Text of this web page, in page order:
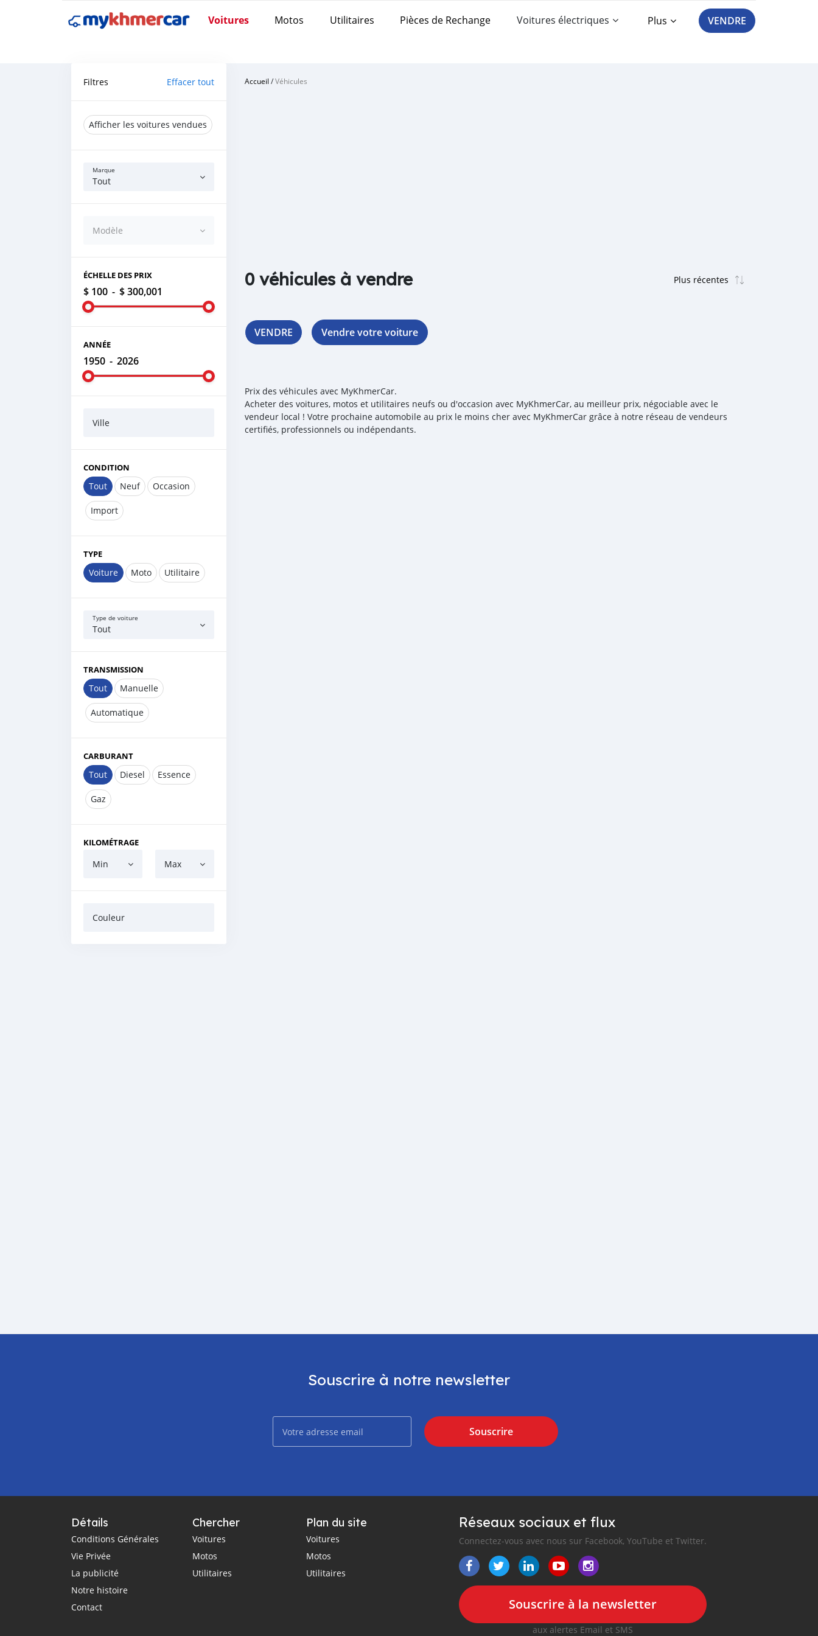
Voitures Motos Utilitaires Pièces de Rechange Voitures électriques Plus VENDRE
Filtres Effacer tout
Afficher les voitures vendues
Marque
Tout
Modèle
ÉCHELLE DES PRIX
$ 100 - $ 300,001
ANNÉE
1950 - 2026
Ville
CONDITION
Tout Neuf Occasion
Import
TYPE
Voiture Moto Utilitaire
Type de voiture
Tout
TRANSMISSION
Tout Manuelle
Automatique
CARBURANT
Tout Diesel Essence
Gaz
KILOMÉTRAGE
Min Max
Couleur
Accueil /Véhicules
0 véhicules à vendre
VENDRE Vendre votre voiture
Prix des véhicules avec MyKhmerCar.
Acheter des voitures, motos et utilitaires neufs ou d'occasion avec MyKhmerCar, au meilleur prix, négociable avec le
vendeur local ! Votre prochaine automobile au prix le moins cher avec MyKhmerCar grâce à notre réseau de vendeurs
certifiés, professionnels ou indépendants.
Souscrire à notre newsletter
Souscrire
Détails
Conditions Générales
Vie Privée
La publicité
Notre histoire
Contact
Chercher
Voitures
Motos
Utilitaires
Plan du site
Voitures
Motos
Utilitaires
Réseaux sociaux et flux
Connectez-vous avec nous sur Facebook, YouTube et Twitter.
Souscrire à la newsletter
aux alertes Email et SMS